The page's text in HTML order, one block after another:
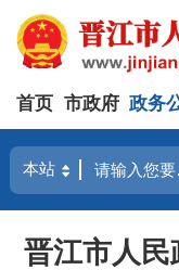
首页 市政府 政务
晋江市人